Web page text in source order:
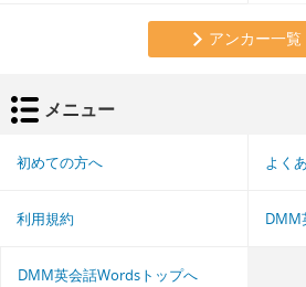
アンカー一覧
メニュー
初めての方へ よく
利用規約 DMM
DMM英会話Wordsトップへ